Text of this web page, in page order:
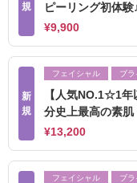
規
ピーリング初体
¥9,900
新
規
フェイシャル ブ
【人気NO.1☆1
分史上最高の素
¥13,200
フェイシャル ブ